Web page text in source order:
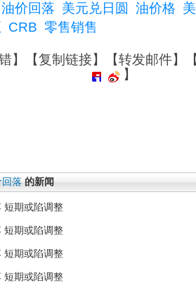
油价回落 美元兑日圆 油价格
CRB 零售销售
】【复制链接】【转发邮件】
】
回落 的新闻
短期或陷调整
短期或陷调整
短期或陷调整
短期或陷调整